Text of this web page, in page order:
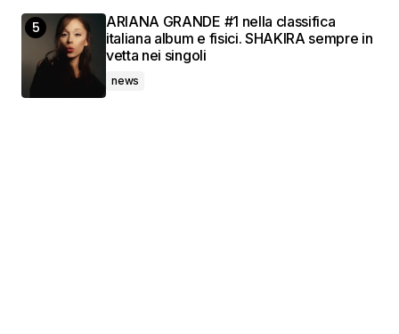
ARIANA GRANDE #1 nella classifica
italiana album e fisici. SHAKIRA sempre in
vetta nei singoli
news